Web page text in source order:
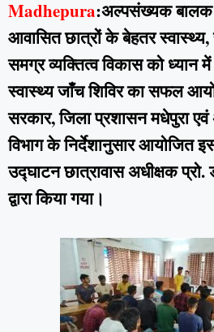
Madhepura:अल्पसंख्यक बालक
आवासित छात्रों के बेहतर
समग्र व्यक्तित्व विकास को ध्यान
स्वास्थ्य जाँच शिविर का सफल
सरकार, जिला प्रशासन मधेपुरा
विभाग के निर्देशानुसार आयोजित
उद्घाटन छात्रावास अधीक्षक
द्वारा किया गया।